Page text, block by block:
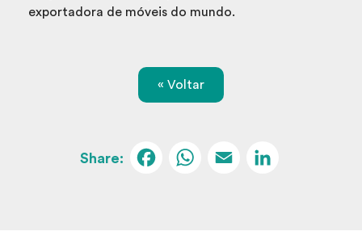
exportadora de móveis do mundo.
« Voltar
Facebook
WhatsApp
Email